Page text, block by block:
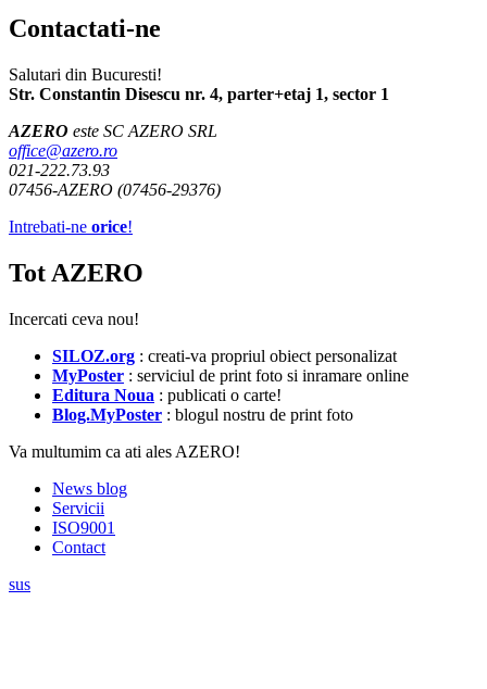
Contactati-ne
Salutari din Bucuresti!
Str. Constantin Disescu nr. 4, parter+etaj 1, sector 1
AZERO este SC AZERO SRL
office@azero.ro
021-222.73.93
07456-AZERO (07456-29376)
Intrebati-ne orice!
Tot AZERO
Incercati ceva nou!
SILOZ.org : creati-va propriul obiect personalizat
MyPoster : serviciul de print foto si inramare online
Editura Noua : publicati o carte!
Blog.MyPoster : blogul nostru de print foto
Va multumim ca ati ales AZERO!
News blog
Servicii
ISO9001
Contact
sus